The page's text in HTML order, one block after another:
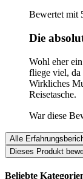
Bewertet mit
Die
Wohl eher
fliege viel, da
Wirkliches
Reisetasche.
War diese
Alle
Dieses Produkt
Beliebte